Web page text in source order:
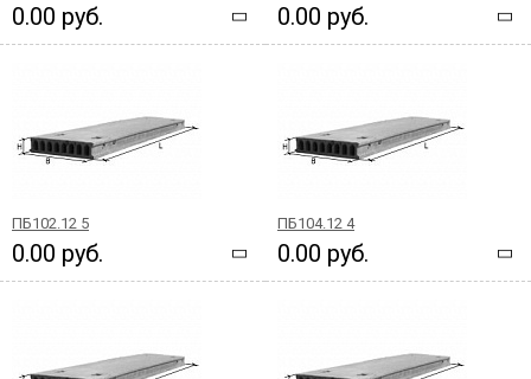
0.00 руб. 0.00 руб.
ПБ102.12 5
0.00 руб.
ПБ104.12 4
0.00 руб.